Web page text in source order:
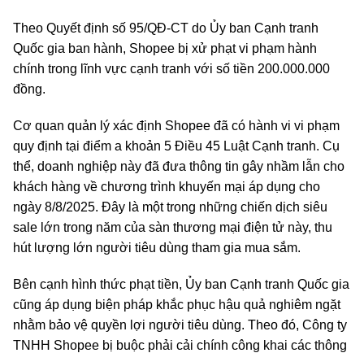
Theo Quyết định số 95/QĐ-CT do Ủy ban Cạnh tranh
Quốc gia ban hành, Shopee bị xử phạt vi phạm hành
chính trong lĩnh vực cạnh tranh với số tiền 200.000.000
đồng.
Cơ quan quản lý xác định Shopee đã có hành vi vi phạm
quy định tại điểm a khoản 5 Điều 45 Luật Cạnh tranh. Cụ
thể, doanh nghiệp này đã đưa thông tin gây nhầm lẫn cho
khách hàng về chương trình khuyến mại áp dụng cho
ngày 8/8/2025. Đây là một trong những chiến dịch siêu
sale lớn trong năm của sàn thương mại điện tử này, thu
hút lượng lớn người tiêu dùng tham gia mua sắm.
Bên cạnh hình thức phạt tiền, Ủy ban Cạnh tranh Quốc gia
cũng áp dụng biện pháp khắc phục hậu quả nghiêm ngặt
nhằm bảo vệ quyền lợi người tiêu dùng. Theo đó, Công ty
TNHH Shopee bị buộc phải cải chính công khai các thông